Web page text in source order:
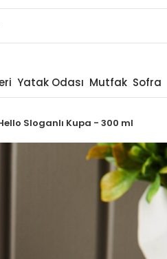
Yatak Odası Mutfak Sofra
Sloganlı Kupa - 300 ml